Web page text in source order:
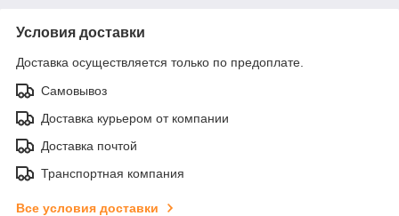
Условия доставки
Доставка осуществляется только по предоплате.
Самовывоз
Доставка курьером от компании
Доставка почтой
Транспортная компания
Все условия доставки